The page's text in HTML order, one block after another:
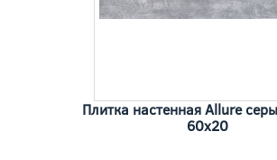
Плитка настенная Allure
60x20